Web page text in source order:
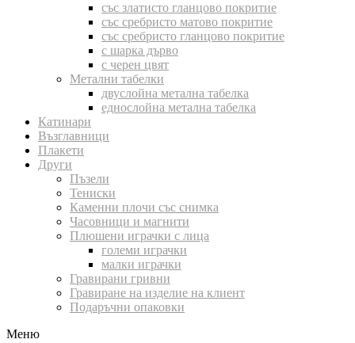
със златисто гланцово покритие
със сребристо матово покритие
със сребристо гланцово покритие
с шарка дърво
с черен цвят
Метални табелки
двуслойна метална табелка
еднослойна метална табелка
Катинари
Възглавници
Плакети
Други
Пъзели
Тениски
Каменни плочи със снимка
Часовници и магнити
Плюшени играчки с лица
големи играчки
малки играчки
Гравирани гривни
Гравиране на изделие на клиент
Подаръчни опаковки
Меню